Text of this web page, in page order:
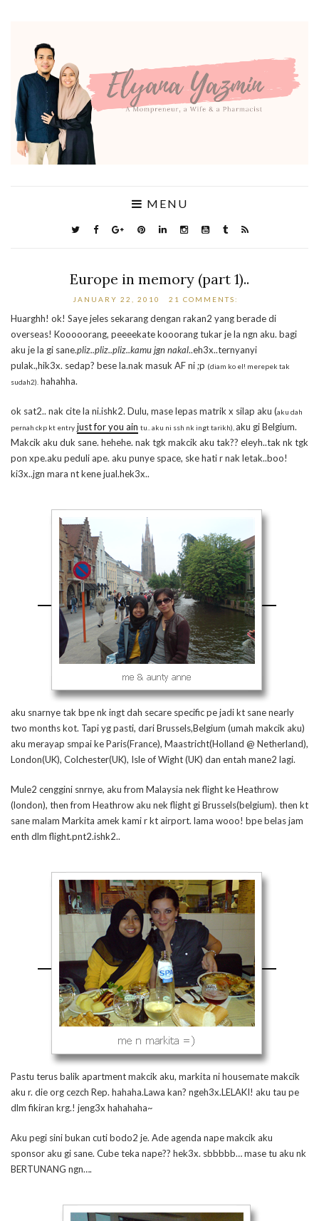
MENU
Europe in memory (part 1)..
JANUARY 22, 2010 21 COMMENTS:
Huarghh! ok! Saye jeles sekarang dengan rakan2 yang berade di
overseas! Kooooorang, peeeekate kooorang tukar je la ngn aku. bagi
aku je la gi sane.pliz..pliz..pliz..kamu jgn nakal..eh3x..ternyanyi
pulak.,hik3x. sedap? bese la.nak masuk AF ni ;p (diam ko el! merepek tak
sudah2). hahahha.
ok sat2.. nak cite la ni.ishk2. Dulu, mase lepas matrik x silap aku (aku dah
pernah ckp kt entry just for you ain tu.. aku ni ssh nk ingt tarikh), aku gi Belgium.
Makcik aku duk sane. hehehe. nak tgk makcik aku tak?? eleyh..tak nk tgk
pon xpe.aku peduli ape. aku punye space, ske hati r nak letak..boo!
ki3x..jgn mara nt kene jual.hek3x..
aku snarnye tak bpe nk ingt dah secare specific pe jadi kt sane nearly
two months kot. Tapi yg pasti, dari Brussels,Belgium (umah makcik aku)
aku merayap smpai ke Paris(France), Maastricht(Holland @ Netherland),
London(UK), Colchester(UK), Isle of Wight (UK) dan entah mane2 lagi.
Mule2 cenggini snrnye, aku from Malaysia nek flight ke Heathrow
(london), then from Heathrow aku nek flight gi Brussels(belgium). then kt
sane malam Markita amek kami r kt airport. lama wooo! bpe belas jam
enth dlm flight.pnt2.ishk2..
Pastu terus balik apartment makcik aku, markita ni housemate makcik
aku r. die org cezch Rep. hahaha.Lawa kan? ngeh3x.LELAKI! aku tau pe
dlm fikiran krg.! jeng3x hahahaha~
Aku pegi sini bukan cuti bodo2 je. Ade agenda nape makcik aku
sponsor aku gi sane. Cube teka nape?? hek3x. sbbbbb… mase tu aku nk
BERTUNANG ngn….